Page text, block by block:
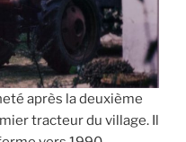
après la deuxième
tracteur du village. Il